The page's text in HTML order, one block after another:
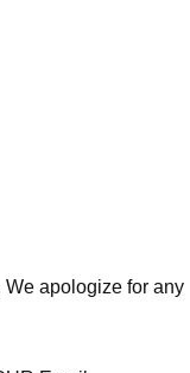
apologize for any